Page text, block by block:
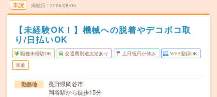
未読 掲載日 2026/08/05
【未経験OK！】機械への脱着やデコボコ取
り/日払いOK
職種未経験OK 交通費別途支給あり 土日祝日が休み WEB登録OK
派遣
勤務地
長野県岡谷市
岡谷駅から徒歩15分